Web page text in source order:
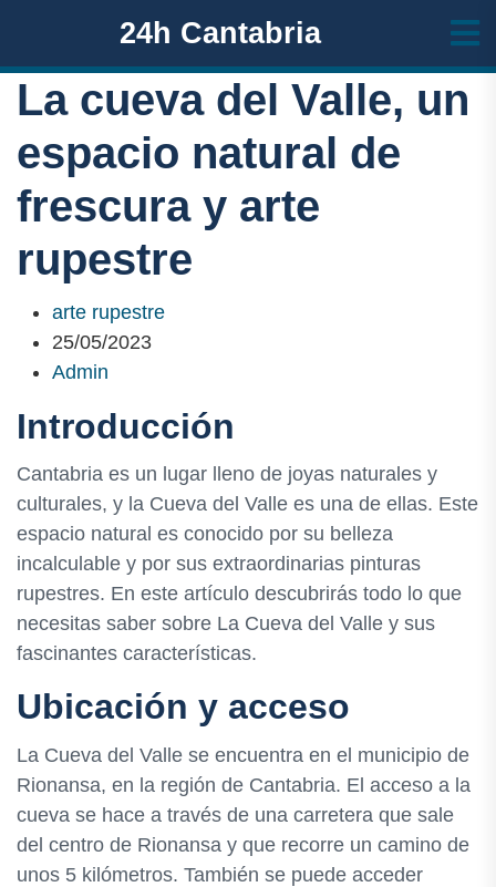
24h Cantabria
La cueva del Valle, un
espacio natural de
frescura y arte
rupestre
arte rupestre
25/05/2023
Admin
Introducción
Cantabria es un lugar lleno de joyas naturales y
culturales, y la Cueva del Valle es una de ellas. Este
espacio natural es conocido por su belleza
incalculable y por sus extraordinarias pinturas
rupestres. En este artículo descubrirás todo lo que
necesitas saber sobre La Cueva del Valle y sus
fascinantes características.
Ubicación y acceso
La Cueva del Valle se encuentra en el municipio de
Rionansa, en la región de Cantabria. El acceso a la
cueva se hace a través de una carretera que sale
del centro de Rionansa y que recorre un camino de
unos 5 kilómetros. También se puede acceder